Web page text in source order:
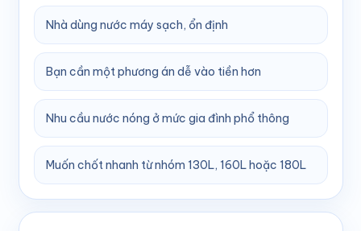
Nhà dùng nước máy sạch, ổn định
Bạn cần một phương án dễ vào tiền hơn
Nhu cầu nước nóng ở mức gia đình phổ thông
Muốn chốt nhanh từ nhóm 130L, 160L hoặc 180L